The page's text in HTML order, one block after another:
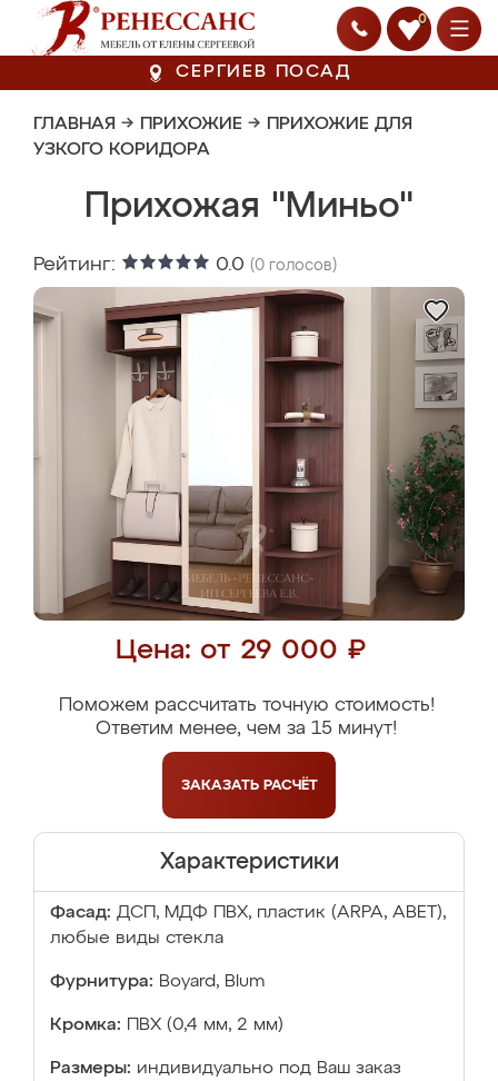
0
СЕРГИЕВ ПОСАД
ГЛАВНАЯ → ПРИХОЖИЕ → ПРИХОЖИЕ ДЛЯ
УЗКОГО КОРИДОРА
Прихожая "Миньо"
Рейтинг: 0.0 (0 голосов)
Цена: от 29 000 ₽
Поможем рассчитать точную стоимость!
Ответим менее, чем за 15 минут!
ЗАКАЗАТЬ РАСЧЁТ
Характеристики
Фасад: ДСП, МДФ ПВХ, пластик (ARPA, ABET),
любые виды стекла
Фурнитура: Boyard, Blum
Кромка: ПВХ (0,4 мм, 2 мм)
Размеры: индивидуально под Ваш заказ